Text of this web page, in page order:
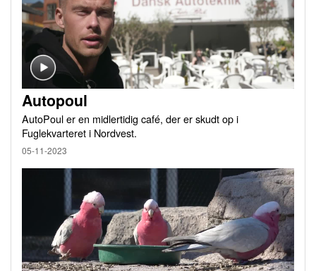
Autopoul
AutoPoul er en midlertidig café, der er skudt op i
Fuglekvarteret i Nordvest.
05-11-2023